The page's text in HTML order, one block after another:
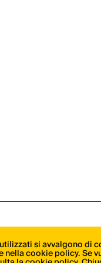
si avvalgono di
cookie policy. Se